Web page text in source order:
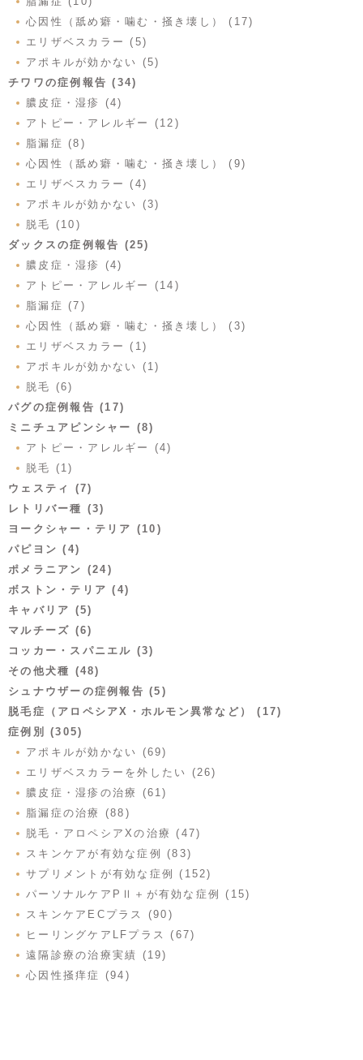
心因性（舐め癖・噛む・掻き壊し） (17)
エリザベスカラー (5)
アポキルが効かない (5)
チワワの症例報告 (34)
膿皮症・湿疹 (4)
アトピー・アレルギー (12)
脂漏症 (8)
心因性（舐め癖・噛む・掻き壊し） (9)
エリザベスカラー (4)
アポキルが効かない (3)
脱毛 (10)
ダックスの症例報告 (25)
膿皮症・湿疹 (4)
アトピー・アレルギー (14)
脂漏症 (7)
心因性（舐め癖・噛む・掻き壊し） (3)
エリザベスカラー (1)
アポキルが効かない (1)
脱毛 (6)
パグの症例報告 (17)
ミニチュアピンシャー (8)
アトピー・アレルギー (4)
脱毛 (1)
ウェスティ (7)
レトリバー種 (3)
ヨークシャー・テリア (10)
パピヨン (4)
ポメラニアン (24)
ボストン・テリア (4)
キャバリア (5)
マルチーズ (6)
コッカー・スパニエル (3)
その他犬種 (48)
シュナウザーの症例報告 (5)
脱毛症（アロペシアX・ホルモン異常など） (17)
症例別 (305)
アポキルが効かない (69)
エリザベスカラーを外したい (26)
膿皮症・湿疹の治療 (61)
脂漏症の治療 (88)
脱毛・アロペシアXの治療 (47)
スキンケアが有効な症例 (83)
サプリメントが有効な症例 (152)
パーソナルケアPⅡ＋が有効な症例 (15)
スキンケアECプラス (90)
ヒーリングケアLFプラス (67)
遠隔診療の治療実績 (19)
心因性掻痒症 (94)